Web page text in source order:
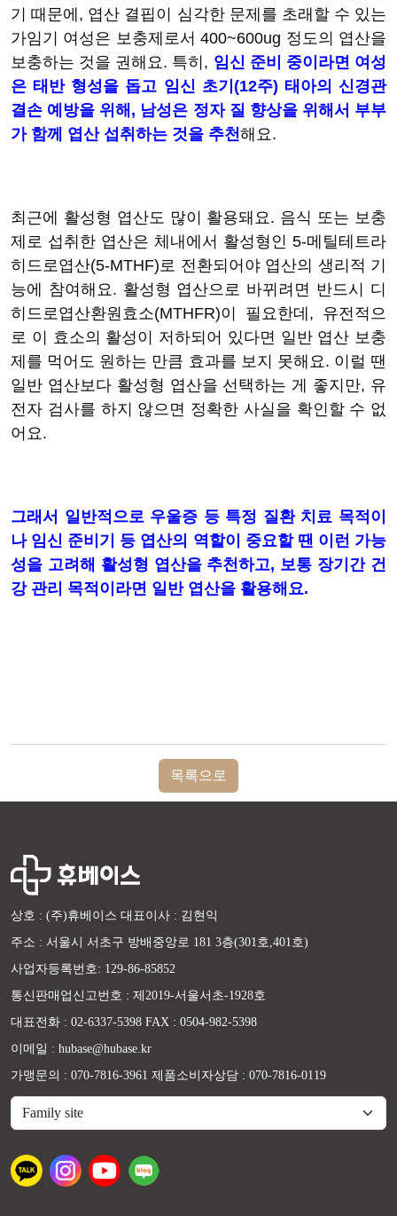
기 때문에, 엽산 결핍이 심각한 문제를 초래할 수 있는
가임기 여성은 보충제로서 400~600ug 정도의 엽산을
보충하는 것을 권해요. 특히, 임신 준비 중이라면 여성
은 태반 형성을 돕고 임신 초기(12주) 태아의 신경관
결손 예방을 위해, 남성은 정자 질 향상을 위해서 부부
가 함께 엽산 섭취하는 것을 추천해요.
최근에 활성형 엽산도 많이 활용돼요. 음식 또는 보충
제로 섭취한 엽산은 체내에서 활성형인 5-메틸테트라
히드로엽산(5-MTHF)로 전환되어야 엽산의 생리적 기
능에 참여해요. 활성형 엽산으로 바뀌려면 반드시 디
히드로엽산환원효소(MTHFR)이 필요한데, 유전적으
로 이 효소의 활성이 저하되어 있다면 일반 엽산 보충
제를 먹어도 원하는 만큼 효과를 보지 못해요. 이럴 땐
일반 엽산보다 활성형 엽산을 선택하는 게 좋지만, 유
전자 검사를 하지 않으면 정확한 사실을 확인할 수 없
어요.
그래서 일반적으로 우울증 등 특정 질환 치료 목적이
나 임신 준비기 등 엽산의 역할이 중요할 땐 이런 가능
성을 고려해 활성형 엽산을 추천하고, 보통 장기간 건
강 관리 목적이라면 일반 엽산을 활용해요.
목록으로
상호 : (주)휴베이스 대표이사 : 김현익
주소 : 서울시 서초구 방배중앙로 181 3층(301호,401호)
사업자등록번호: 129-86-85852
통신판매업신고번호 : 제2019-서울서초-1928호
대표전화 : 02-6337-5398 FAX : 0504-982-5398
이메일 : hubase@hubase.kr
가맹문의 : 070-7816-3961 제품소비자상담 : 070-7816-0119